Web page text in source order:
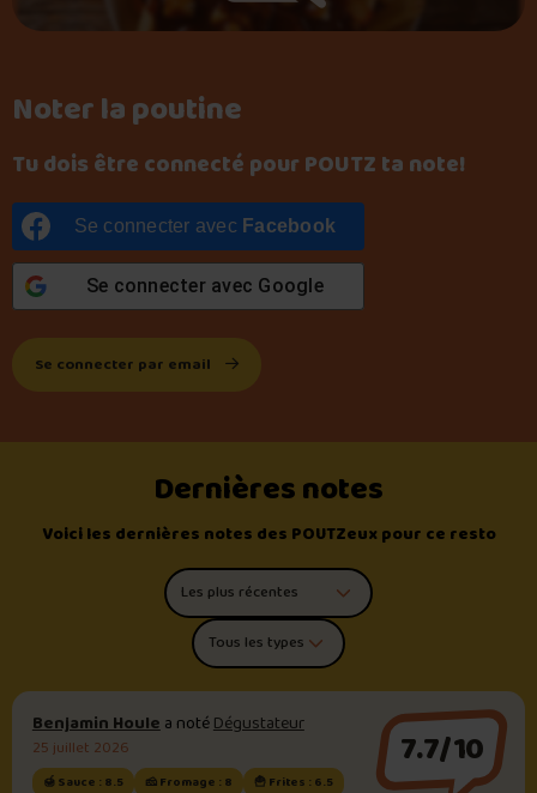
Noter la poutine
Tu dois être connecté pour POUTZ ta note!
Se connecter avec Facebook
Se connecter avec Google
Se connecter par email
Dernières notes
Voici les dernières notes des POUTZeux pour ce resto
Trier les commentaires
Filtrer par type de poutine
Benjamin Houlea notéDégustateur
25 juillet 2026
🍯 Sauce : 8.5 🧀 Fromage : 8 🍟 Frites : 6.5
7.7/10